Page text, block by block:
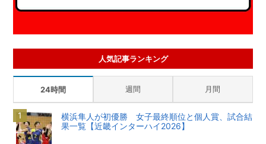
人気記事ランキング
24時間 週間 月間
横浜隼人が初優勝 女子最終順位と個人賞、試合結
果一覧【近畿インターハイ2026】